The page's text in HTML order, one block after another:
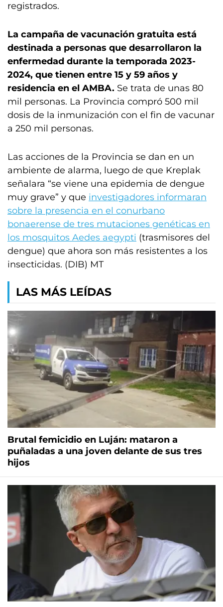
registrados.
La campaña de vacunación gratuita está
destinada a personas que desarrollaron la
enfermedad durante la temporada 2023-
2024, que tienen entre 15 y 59 años y
residencia en el AMBA. Se trata de unas 80
mil personas. La Provincia compró 500 mil
dosis de la inmunización con el fin de vacunar
a 250 mil personas.
Las acciones de la Provincia se dan en un
ambiente de alarma, luego de que Kreplak
señalara “se viene una epidemia de dengue
muy grave” y que investigadores informaran
sobre la presencia en el conurbano
bonaerense de tres mutaciones genéticas en
los mosquitos Aedes aegypti (trasmisores del
dengue) que ahora son más resistentes a los
insecticidas. (DIB) MT
LAS MÁS LEÍDAS
Brutal femicidio en Luján: mataron a
puñaladas a una joven delante de sus tres
hijos